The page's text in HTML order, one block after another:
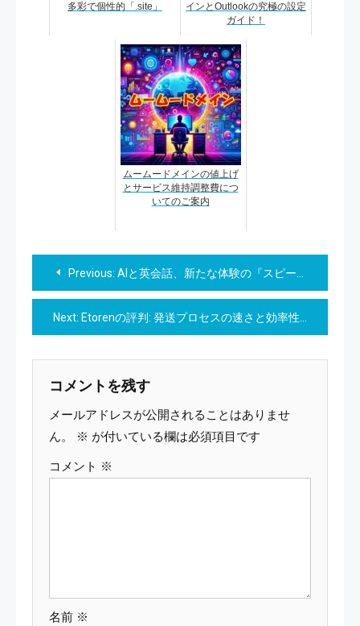
多彩で個性的「.site」
インとOutlookの究極の設定
ガイド！
ムームードメインの値上げ
とサービス維持調整費につ
いてのご案内
投
稿
ナ
ビ
ゲ
ー
シ
Previous: AIと英会話、新たな体験の『スピークエル パブ』へようこそ！
Next: Etorenの評判: 発送プロセスの速さと効率性
コメントを残す
メールアドレスが公開されることはありませ
ん。
※ が付いている欄は必須項目です
コメント ※
名前 ※